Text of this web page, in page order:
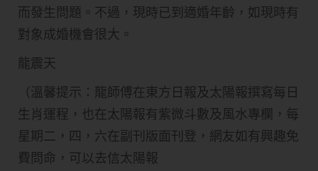
而發生問題。不過，現時已到適婚年齡，如現時有
對象成婚機會很大。
龍震天
（溫馨提示：龍師傅在東方日報及太陽報撰寫每日
生肖運程，也在太陽報有紫微斗數及風水專欄，每
星期二，四，六在副刊版面刊登，網友如有興趣免
費問命，可以去信太陽報